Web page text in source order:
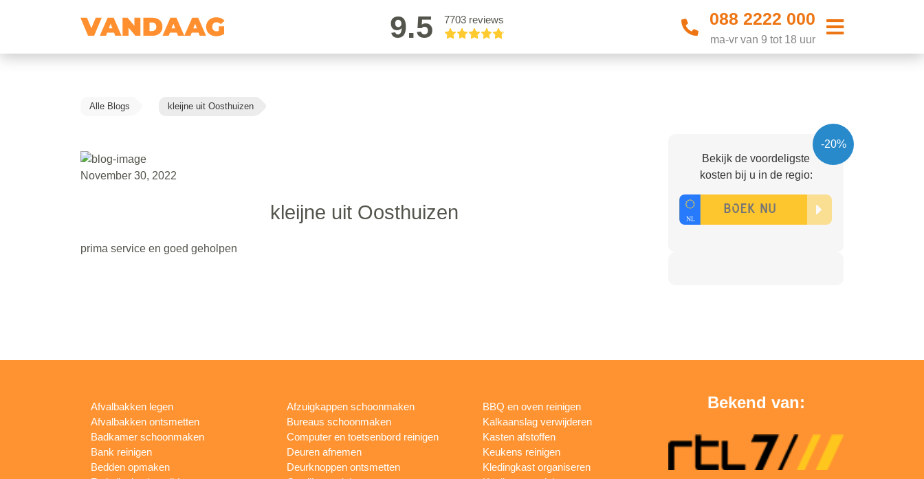
9.5 7703 reviews 088 2222 000
ma-vr van 9 tot 18 uur
Alle Blogs kleijne uit Oosthuizen
November 30, 2022
kleijne uit Oosthuizen
prima service en goed geholpen
-20%
Bekijk de voordeligste
kosten bij u in de regio:
Afvalbakken legen
Afvalbakken ontsmetten
Badkamer schoonmaken
Bank reinigen
Bedden opmaken
Afzuigkappen schoonmaken
Bureaus schoonmaken
Computer en toetsenbord reinigen
Deuren afnemen
Deurknoppen ontsmetten
BBQ en oven reinigen
Kalkaanslag verwijderen
Kasten afstoffen
Keukens reinigen
Kledingkast organiseren
Bekend van: